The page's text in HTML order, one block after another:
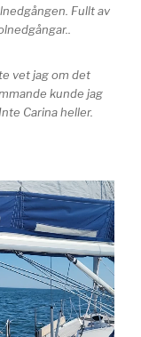
Fullt av
vet jag om det
kunde jag
Carina heller.